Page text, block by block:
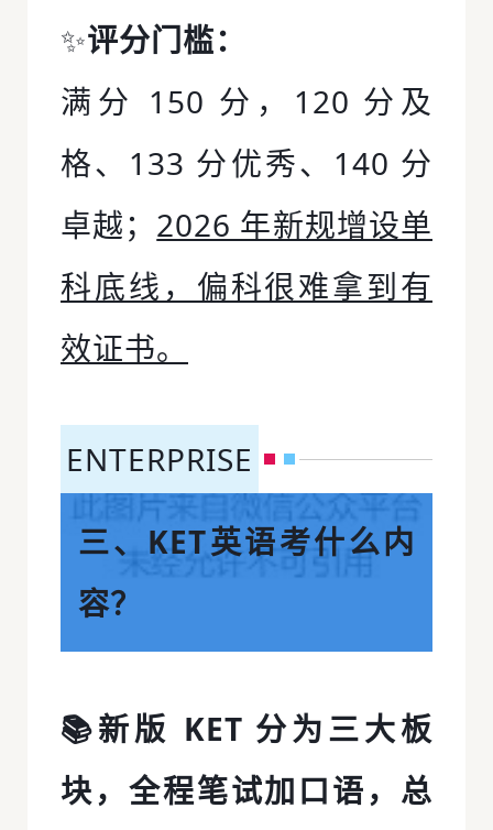
✨评分门槛：
满分 150 分，120 分及
格、133 分优秀、140 分
卓越； 2026 年新规增设单
科底线，偏科很难拿到有
效证书。
ENTERPRISE
三、KET英语考什么内
容？
📚新版 KET 分为三大板
块，全程笔试加口语，总